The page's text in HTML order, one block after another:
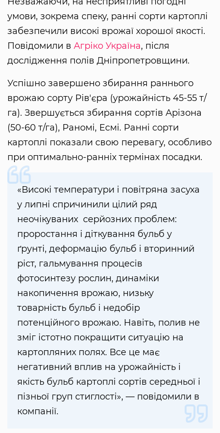
умови, зокрема спеку, ранні сорти картоплі
забезпечили високі врожаї хорошої якості.
Повідомили в Агріко Україна, після
дослідження полів Дніпропетровщини.
Успішно завершено збирання раннього
врожаю сорту Рів'єра (урожайність 45-55 т/
га). Звершується збирання сортів Арізона
(50-60 т/га), Раномі, Есмі. Ранні сорти
картоплі показали свою перевагу, особливо
при оптимально-ранніх термінах посадки.
«Високі температури і повітряна засуха
у липні спричинили цілий ряд
неочікуваних серйозних проблем:
проростання і діткування бульб у
ґрунті, деформацію бульб і вторинний
ріст, гальмування процесів
фотосинтезу рослин, динаміки
накопичення врожаю, низьку
товарність бульб і недобір
потенційного врожаю. Навіть, полив не
зміг істотно покращити ситуацію на
картопляних полях. Все це має
негативний вплив на урожайність і
якість бульб картоплі сортів середньої і
пізньої груп стиглості», — повідомили в
компанії.